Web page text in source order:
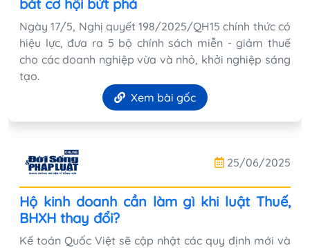
bắt cơ hội bứt phá
Ngày 17/5, Nghị quyết 198/2025/QH15 chính thức có
hiệu lực, đưa ra 5 bộ chính sách miễn - giảm thuế
cho các doanh nghiệp vừa và nhỏ, khởi nghiệp sáng
tạo.
Xem bài gốc
25/06/2025
Hộ kinh doanh cần làm gì khi luật Thuế,
BHXH thay đổi?
Kế toán Quốc Việt sẽ cập nhật các quy định mới và